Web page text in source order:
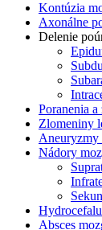
Kontúzia
Axonálne
Delenie
Poranenia
Zlomeniny
Aneuryzmy
Nádory
Absces